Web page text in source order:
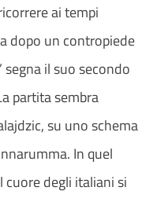
ai tempi
dopo un contropiede
segna il suo secondo
partita sembra
su uno schema
In quel
degli italiani si